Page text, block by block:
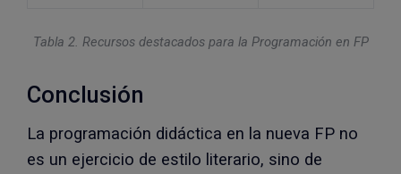
Tabla 2. Recursos destacados para la Programación en FP
Conclusión
La programación didáctica en la nueva FP no
es un ejercicio de estilo literario, sino de